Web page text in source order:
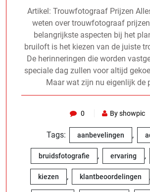
Artikel: Trouwfotograaf Prijzen
weten over trouwfotograaf
belangrijkste aspecten bij het
bruiloft is het kiezen van de juiste
De herinneringen die worden
speciale dag zullen voor altijd
Maar wat zijn nu eigenlijk de
0 By showpic
Tags: aanbevelingen ,
bruidsfotografie , ervaring ,
kiezen , klantbeoordelingen